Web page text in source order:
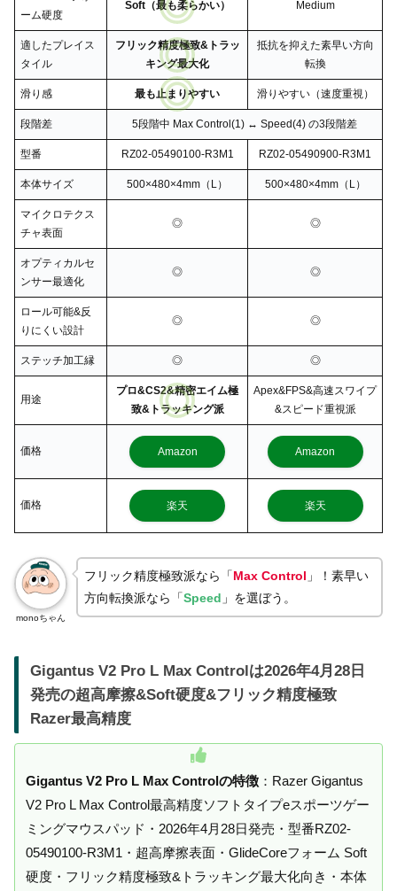
ーム硬度
Soft（最も柔らかい） Medium
適したプレイス
タイル
フリック精度極致&トラッ
キング最大化
抵抗を抑えた素早い方向
転換
滑り感 最も止まりやすい 滑りやすい（速度重視）
段階差 5段階中 Max Control(1) ↔ Speed(4) の3段階差
型番 RZ02-05490100-R3M1 RZ02-05490900-R3M1
本体サイズ 500×480×4mm（L） 500×480×4mm（L）
マイクロテクス
チャ表面
◎ ◎
オプティカルセ
ンサー最適化
◎ ◎
ロール可能&反
りにくい設計
◎ ◎
ステッチ加工縁 ◎ ◎
用途
プロ&CS2&精密エイム極
致&トラッキング派
Apex&FPS&高速スワイプ
&スピード重視派
価格 Amazon Amazon
価格 楽天 楽天
monoちゃん
フリック精度極致派なら「Max Control 」！素早い
方向転換派なら「Speed 」を選ぼう。
Gigantus V2 Pro L Max Controlは2026年4月28日
発売の超高摩擦&Soft硬度&フリック精度極致
Razer最高精度
Gigantus V2 Pro L Max Controlの特徴 ：Razer Gigantus
V2 Pro L Max Control最高精度ソフトタイプeスポーツゲー
ミングマウスパッド・2026年4月28日発売・型番RZ02-
05490100-R3M1・超高摩擦表面・GlideCoreフォーム Soft
硬度・フリック精度極致&トラッキング最大化向き・本体